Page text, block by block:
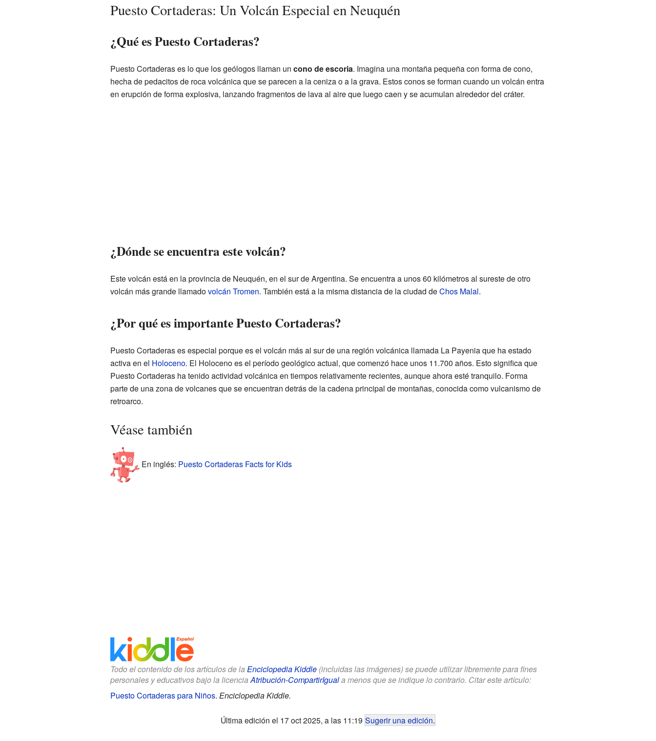
Puesto Cortaderas: Un Volcán Especial en Neuquén
¿Qué es Puesto Cortaderas?
Puesto Cortaderas es lo que los geólogos llaman un cono de escoria. Imagina una montaña pequeña con forma de cono,
hecha de pedacitos de roca volcánica que se parecen a la ceniza o a la grava. Estos conos se forman cuando un volcán entra
en erupción de forma explosiva, lanzando fragmentos de lava al aire que luego caen y se acumulan alrededor del cráter.
¿Dónde se encuentra este volcán?
Este volcán está en la provincia de Neuquén, en el sur de Argentina. Se encuentra a unos 60 kilómetros al sureste de otro
volcán más grande llamadovolcán Tromen. También está a la misma distancia de la ciudad deChos Malal.
¿Por qué es importante Puesto Cortaderas?
Puesto Cortaderas es especial porque es el volcán más al sur de una región volcánica llamada La Payenia que ha estado
activa en el Holoceno. El Holoceno es el período geológico actual, que comenzó hace unos 11.700 años. Esto significa que
Puesto Cortaderas ha tenido actividad volcánica en tiempos relativamente recientes, aunque ahora esté tranquilo. Forma
parte de una zona de volcanes que se encuentran detrás de la cadena principal de montañas, conocida como vulcanismo de
retroarco.
Véase también
En inglés: Puesto Cortaderas Facts for Kids
Todo el contenido de los artículos de la Enciclopedia Kiddle(incluidas las imágenes) se puede utilizar libremente para fines
personales y educativos bajo la licenciaAtribución-CompartirIguala menos que se indique lo contrario. Citar este artículo:
Puesto Cortaderas para Niños. Enciclopedia Kiddle.
Última edición el 17 oct 2025, a las 11:19 Sugerir una edición.